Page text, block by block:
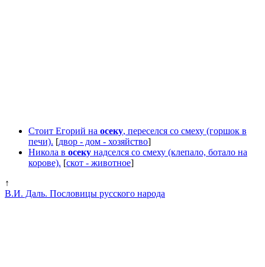
Стоит Егорий на осеку, переселся со смеху (горшок в
печи). [двор - дом - хозяйство]
Никола в осеку надселся со смеху (клепало, ботало на
корове). [скот - животное]
↑
В.И. Даль. Пословицы русского народа